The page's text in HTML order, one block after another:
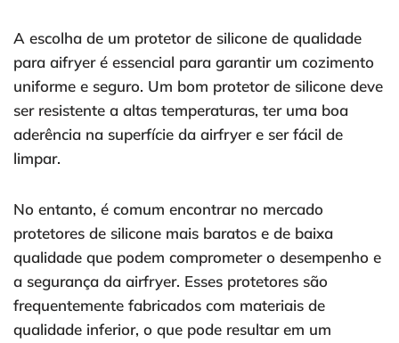
A escolha de um protetor de silicone de qualidade
para aifryer é essencial para garantir um cozimento
uniforme e seguro. Um bom protetor de silicone deve
ser resistente a altas temperaturas, ter uma boa
aderência na superfície da airfryer e ser fácil de
limpar.
No entanto, é comum encontrar no mercado
protetores de silicone mais baratos e de baixa
qualidade que podem comprometer o desempenho e
a segurança da airfryer. Esses protetores são
frequentemente fabricados com materiais de
qualidade inferior, o que pode resultar em um